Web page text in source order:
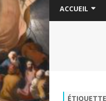
ACCUEIL